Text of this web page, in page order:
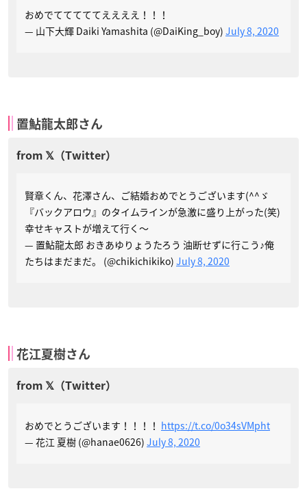
おめでてててててええええ！！！
— 山下大輝 Daiki Yamashita (@DaiKing_boy) July 8, 2020
置鮎龍太郎さん
賢章くん、花澤さん、ご結婚おめでとうございます(^^ゞ
『バックアロウ』のタイムラインが急激に盛り上がった(笑)
幸せキャストが増えて行く～
— 置鮎龍太郎 おきあゆりょうたろう 油断せずに行こう♪俺
たちはまだまだ。 (@chikichikiko) July 8, 2020
花江夏樹さん
おめでとうございます！！！！ https://t.co/0o34sVMpht
— 花江 夏樹 (@hanae0626) July 8, 2020